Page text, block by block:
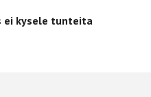
ei kysele tunteita